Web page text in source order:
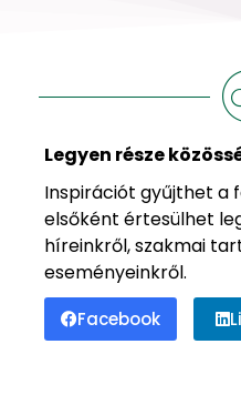
Legyen része
Inspirációt gyűjthet a
elsőként értesülhet
híreinkről, szakmai
eseményeinkről.
Facebook